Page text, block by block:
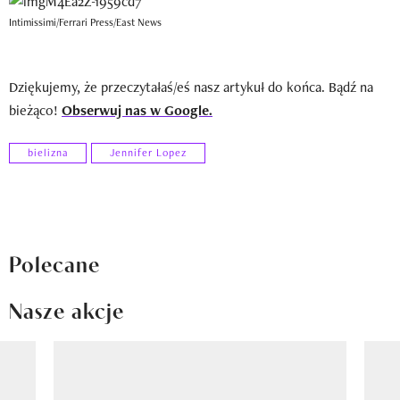
Intimissimi/Ferrari Press/East News
Dziękujemy, że przeczytałaś/eś nasz artykuł do końca. Bądź na
bieżąco! Obserwuj nas w Google.
bielizna Jennifer Lopez
Polecane
Nasze akcje